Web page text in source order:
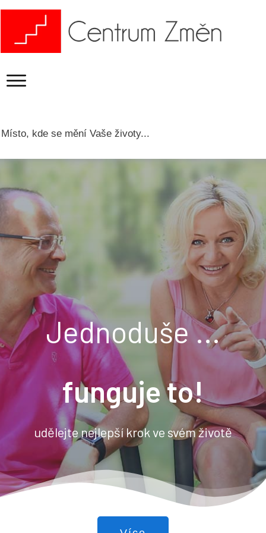
Místo, kde se mění Vaše životy...
Jednoduše ...
funguje to!
udělejte nejlepší krok ve svém životě